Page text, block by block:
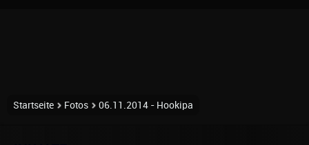
Startseite Fotos 06.11.2014 - Hookipa